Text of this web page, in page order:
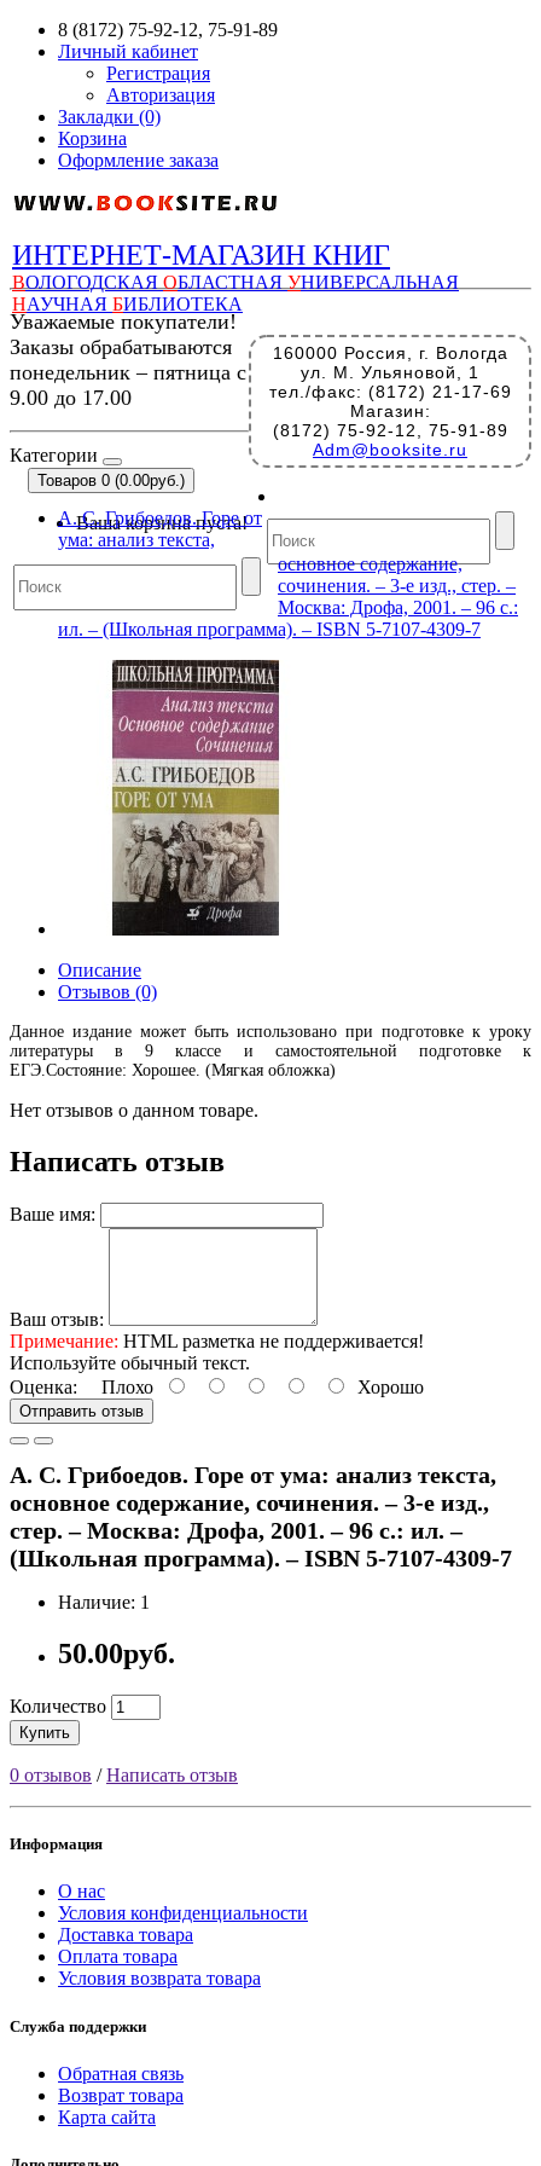
8 (8172) 75-92-12, 75-91-89
Личный кабинет
Регистрация
Авторизация
Закладки (0)
Корзина
Оформление заказа
ИНТЕРНЕТ-МАГАЗИН КНИГ
ВОЛОГОДСКАЯ ОБЛАСТНАЯ УНИВЕРСАЛЬНАЯ
НАУЧНАЯ БИБЛИОТЕКА
160000 Россия, г. Вологда
ул. М. Ульяновой, 1
тел./факс: (8172) 21-17-69
Магазин:
(8172) 75-92-12, 75-91-89
Adm@booksite.ru
Уважаемые покупатели!
Заказы обрабатываются
понедельник – пятница с
9.00 до 17.00
Категории
Товаров 0 (0.00руб.)
Ваша корзина пуста!
А. С. Грибоедов. Горе от
ума: анализ текста,
основное содержание,
сочинения. – 3-е изд., стер. –
Москва: Дрофа, 2001. – 96 с.:
ил. – (Школьная программа). – ISBN 5-7107-4309-7
Описание
Отзывов (0)
Данное издание может быть использовано при подготовке к уроку
литературы в 9 классе и самостоятельной подготовке к
ЕГЭ.Состояние: Хорошее. (Мягкая обложка)
Нет отзывов о данном товаре.
Написать отзыв
Ваше имя:
Ваш отзыв:
Примечание: HTML разметка не поддерживается!
Используйте обычный текст.
Оценка: Плохо Хорошо
Отправить отзыв
А. С. Грибоедов. Горе от ума: анализ текста,
основное содержание, сочинения. – 3-е изд.,
стер. – Москва: Дрофа, 2001. – 96 с.: ил. –
(Школьная программа). – ISBN 5-7107-4309-7
Наличие: 1
50.00руб.
Количество
Купить
0 отзывов /Написать отзыв
Информация
О нас
Условия конфиденциальности
Доставка товара
Оплата товара
Условия возврата товара
Служба поддержки
Обратная связь
Возврат товара
Карта сайта